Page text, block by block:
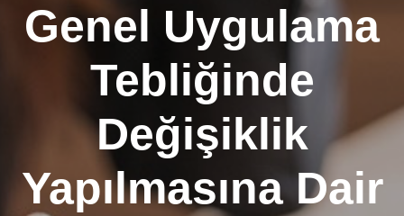
Genel Uygulama
Tebliğinde
Değişiklik
Yapılmasına Dair